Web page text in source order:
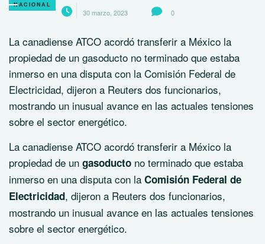
NACIONAL
30 marzo, 2023 0
La canadiense ATCO acordó transferir a México la
propiedad de un gasoducto no terminado que estaba
inmerso en una disputa con la Comisión Federal de
Electricidad, dijeron a Reuters dos funcionarios,
mostrando un inusual avance en las actuales tensiones
sobre el sector energético.
La canadiense ATCO acordó transferir a México la
propiedad de un gasoducto no terminado que estaba
inmerso en una disputa con la Comisión Federal de
Electricidad, dijeron a Reuters dos funcionarios,
mostrando un inusual avance en las actuales tensiones
sobre el sector energético.